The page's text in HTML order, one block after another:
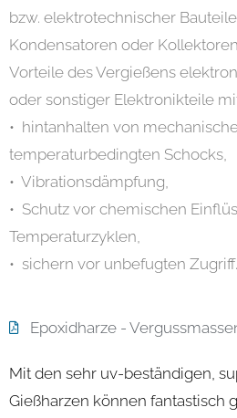
bzw. elektrotechnischer
Kondensatoren oder
Vorteile des Vergießens
oder sonstiger Elektronikteile
• hintanhalten von
temperaturbedingten Schocks,
• Vibrationsdämpfung,
• Schutz vor chemischen
Temperaturzyklen,
• sichern vor unbefugten Zugriff.
Epoxidharze -
Mit den sehr uv-beständigen,
Gießharzen können fantastisch